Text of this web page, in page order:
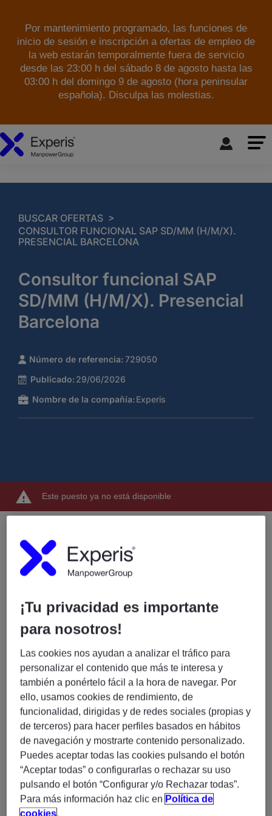
Por mantenimiento programado, las funciones de
inicio de sesión e inscripción a ofertas de empleo de
la web estarán temporalmente fuera de servicio
desde las 23:00 h del sábado 8 de agosto hasta las
03:00 h del domingo 9 de agosto (hora peninsular
española). Disculpa las molestias.
BUSCAR OFERTAS >
CONSULTOR FUNCIONAL SAP SD/MM (H/M/X).
PRESENCIAL BARCELONA
Consultor funcional SAP
SD/MM (H/M/X). Presencial
Barcelona
Número de referencia: 729050
Publicado: 29/06/2026
Nombre de la compañía: Experis
Este puesto ya no está disponible
departamento de proyectos de consultoría, una
persona con experiencia como
SAP SD/MM (H/M/X). Presencial Barcelona.
Descripción perfil requerido:
Consultor funcional SAP especializado en los
módulos SD (Sales & Distribution) y MM (Materials
Management), responsable del análisis, diseño,
implantación y soporte de procesos de ventas,
compras y logística, garantizando la correcta
integración con el resto del ecosistema SAP y las
necesidades del negocio industrial.
Requisitos imprescindibles
Análisis de procesos de ventas, facturación, compras y
aprovisionamiento, proponiendo soluciones estándar
Parametrización y soporte funcional de los módulos
SAP SD y SAP MM.
¡Tu privacidad es importante
para nosotros!
Las cookies nos ayudan a analizar el tráfico para
personalizar el contenido que más te interesa y
también a ponértelo fácil a la hora de navegar. Por
ello, usamos cookies de rendimiento, de
funcionalidad, dirigidas y de redes sociales (propias y
de terceros) para hacer perfiles basados en hábitos
de navegación y mostrarte contenido personalizado.
Puedes aceptar todas las cookies pulsando el botón
“Aceptar todas” o configurarlas o rechazar su uso
pulsando el botón “Configurar y/o Rechazar todas”.
Para más información haz clic en Política de
cookies.